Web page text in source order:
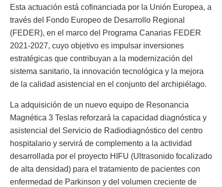
Esta actuación está cofinanciada por la Unión Europea, a
través del Fondo Europeo de Desarrollo Regional
(FEDER), en el marco del Programa Canarias FEDER
2021-2027, cuyo objetivo es impulsar inversiones
estratégicas que contribuyan a la modernización del
sistema sanitario, la innovación tecnológica y la mejora
de la calidad asistencial en el conjunto del archipiélago.
La adquisición de un nuevo equipo de Resonancia
Magnética 3 Teslas reforzará la capacidad diagnóstica y
asistencial del Servicio de Radiodiagnóstico del centro
hospitalario y servirá de complemento a la actividad
desarrollada por el proyecto HIFU (Ultrasonido focalizado
de alta densidad) para el tratamiento de pacientes con
enfermedad de Parkinson y del volumen creciente de